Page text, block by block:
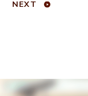
NEXT